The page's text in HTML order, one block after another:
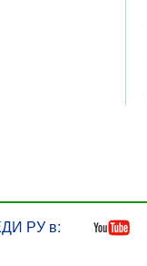
РУ в: